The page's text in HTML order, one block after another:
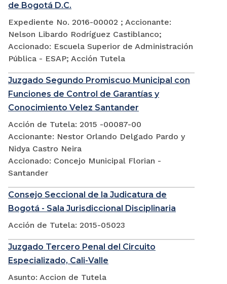
de Bogotá D.C.
Expediente No. 2016-00002 ; Accionante:
Nelson Libardo Rodríguez Castiblanco;
Accionado: Escuela Superior de Administración
Pública - ESAP; Acción Tutela
Juzgado Segundo Promiscuo Municipal con
Funciones de Control de Garantías y
Conocimiento Velez Santander
Acción de Tutela: 2015 -00087-00
Accionante: Nestor Orlando Delgado Pardo y
Nidya Castro Neira
Accionado: Concejo Municipal Florian -
Santander
Consejo Seccional de la Judicatura de
Bogotá - Sala Jurisdiccional Disciplinaria
Acción de Tutela: 2015-05023
Juzgado Tercero Penal del Circuito
Especializado, Cali-Valle
Asunto: Accion de Tutela